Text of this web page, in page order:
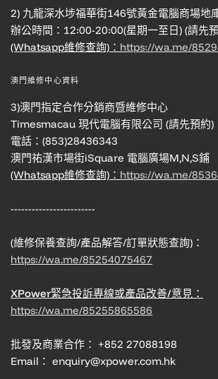
2) 九龍深水埗福華街146號黃金電腦商場地
辦公時間：12:00-20:00(星期一至日) (請先
(Whatsapp維修查詢)： https://wa.me/
澳門維修中心資料
3)澳門指定合作分銷商暨維修中心
Timesmacau 現代電腦有限公司 (請先預約)
電話：(853)28436343
澳門祐漢市場街iSquare 電腦廣場M,N,S鋪
(Whatsapp維修查詢)： https://wa.me/
------------------------
(維修保養查詢/產品解答/訂單狀態查詢)：
https://wa.me/85254075467
XPower緊急投訴專線或產品改善/意見：
https://wa.me/85255865586
批發及商業合作： +852 27088198
Email： enquiry@xpower.com.hk